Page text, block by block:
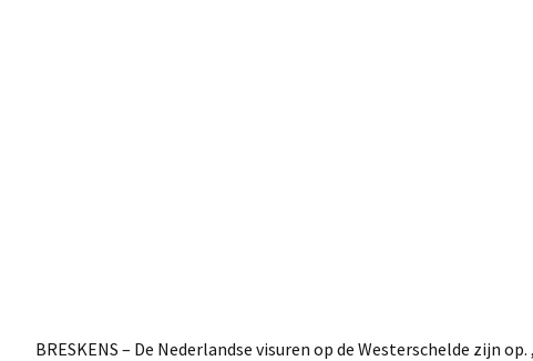
BRESKENS – De Nederlandse visuren op de Westerschelde zijn